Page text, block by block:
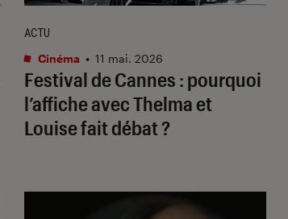
Festival de Cannes : pourquoi
l’affiche avecThelma et
Louisefait débat ?
ACTU
Cinéma • 11 mai. 2026